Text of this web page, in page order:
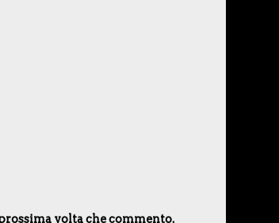
volta che commento.